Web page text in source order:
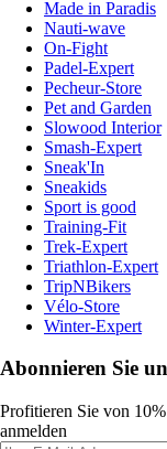
Made in Paradis
Nauti-wave
On-Fight
Padel-Expert
Pecheur-Store
Pet and Garden
Slowood Interior
Smash-Expert
Sneak'In
Sneakids
Sport is good
Training-Fit
Trek-Expert
Triathlon-Expert
TripNBikers
Vélo-Store
Winter-Expert
Abonnieren Sie
Profitieren Sie von
anmelden